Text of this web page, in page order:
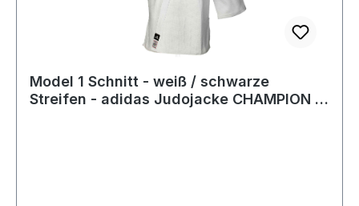
Model 1 Schnitt - weiß / schwarze
Streifen - adidas Judojacke CHAMPION III